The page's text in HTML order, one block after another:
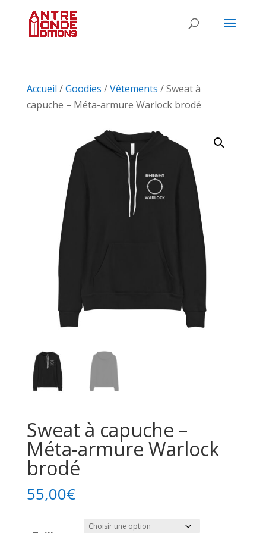
Accueil /Goodies /Vêtements / Sweat à
capuche – Méta-armure Warlock brodé
Sweat à capuche –
Méta-armure Warlock
brodé
55,00€